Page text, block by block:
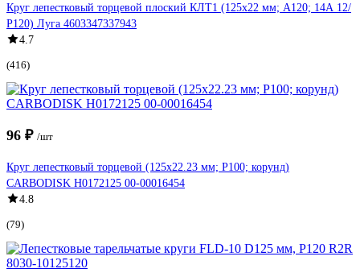
Круг лепестковый торцевой плоский КЛТ1 (125х22 мм; А120; 14А 12/
Р120) Луга 4603347337943
4.7
(416)
96 ₽ /шт
Круг лепестковый торцевой (125х22.23 мм; P100; корунд)
CARBODISK Н0172125 00-00016454
4.8
(79)